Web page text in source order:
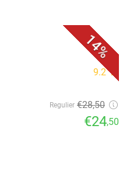
14%
9.2star
Regulier €28,50
€24,50